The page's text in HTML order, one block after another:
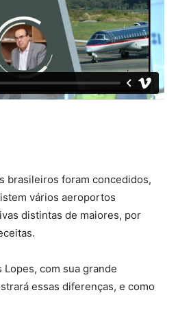
brasileiros foram concedidos,
vários aeroportos
distintas de maiores, por
Lopes, com sua grande
essas diferenças, e como